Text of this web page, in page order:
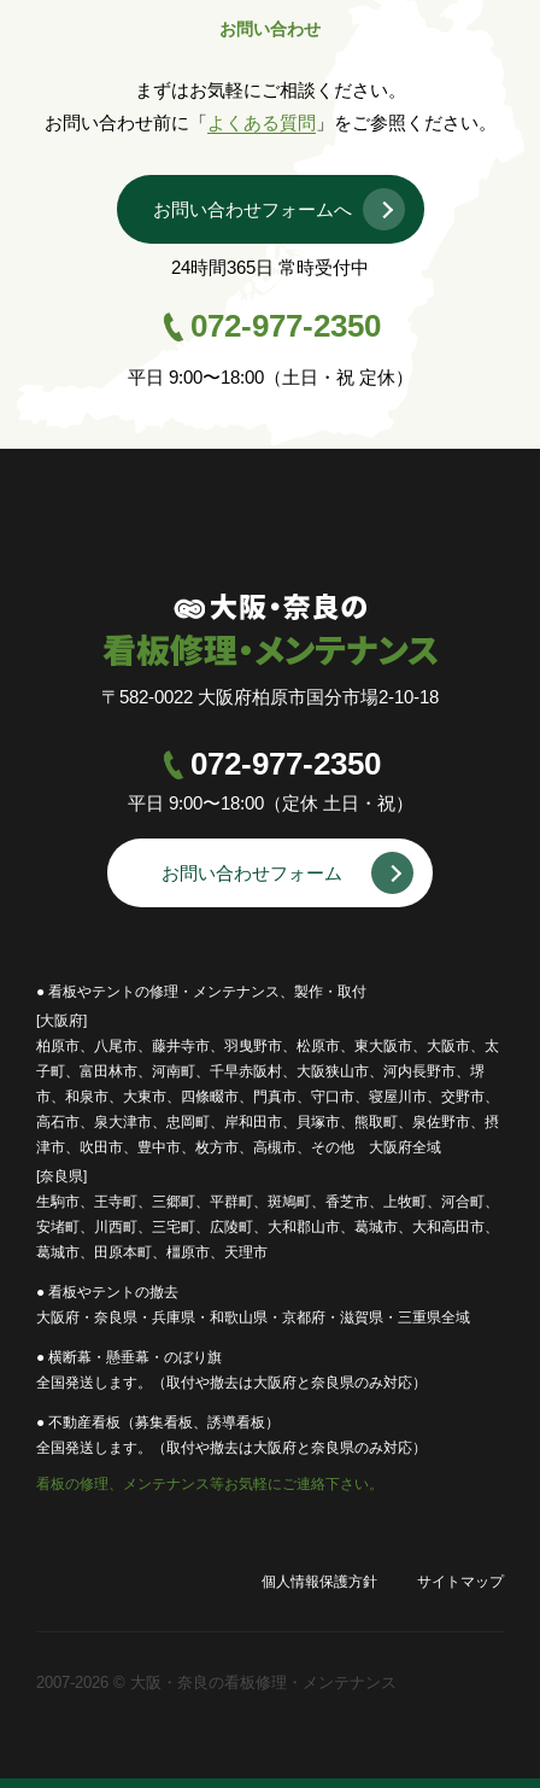
お問い合わせ
まずはお気軽にご相談ください。
お問い合わせ前に「よくある質問 」をご参照ください。
お問い合わせフォームへ
24時間365日 常時受付中
072-977-2350
平日 9:00〜18:00（土日・祝 定休）
〒582-0022 大阪府柏原市国分市場2-10-18
072-977-2350
平日 9:00〜18:00（定休 土日・祝）
お問い合わせフォーム
● 看板やテントの修理・メンテナンス、製作・取付
[大阪府]
柏原市、八尾市、藤井寺市、羽曳野市、松原市、東大阪市、大阪市、太
子町、富田林市、河南町、千早赤阪村、大阪狭山市、河内長野市、堺
市、和泉市、大東市、四條畷市、門真市、守口市、寝屋川市、交野市、
高石市、泉大津市、忠岡町、岸和田市、貝塚市、熊取町、泉佐野市、摂
津市、吹田市、豊中市、枚方市、高槻市、その他 大阪府全域
[奈良県]
生駒市、王寺町、三郷町、平群町、斑鳩町、香芝市、上牧町、河合町、
安堵町、川西町、三宅町、広陵町、大和郡山市、葛城市、大和高田市、
葛城市、田原本町、橿原市、天理市
● 看板やテントの撤去
大阪府・奈良県・兵庫県・和歌山県・京都府・滋賀県・三重県全域
● 横断幕・懸垂幕・のぼり旗
全国発送します。（取付や撤去は大阪府と奈良県のみ対応）
● 不動産看板（募集看板、誘導看板）
全国発送します。（取付や撤去は大阪府と奈良県のみ対応）
看板の修理、メンテナンス等お気軽にご連絡下さい。
個人情報保護方針 サイトマップ
2007-2026 © 大阪・奈良の看板修理・メンテナンス